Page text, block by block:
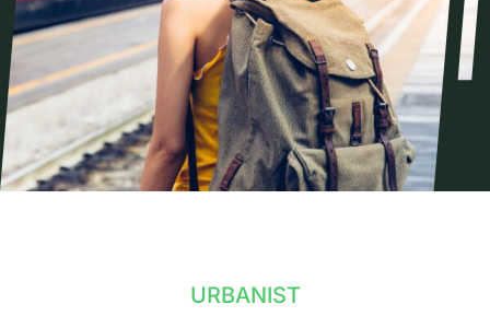
URBANIST